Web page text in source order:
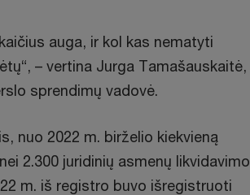
auga, ir kol kas nematyti
– vertina Jurga Tamašauskaitė,
sprendimų vadovė.
nuo 2022 m. birželio kiekvieną
2.300 juridinių asmenų likvidavimo
m. iš registro buvo išregistruoti